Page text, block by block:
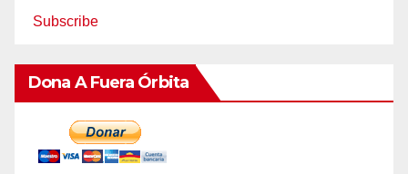
Subscribe
Dona A Fuera Órbita